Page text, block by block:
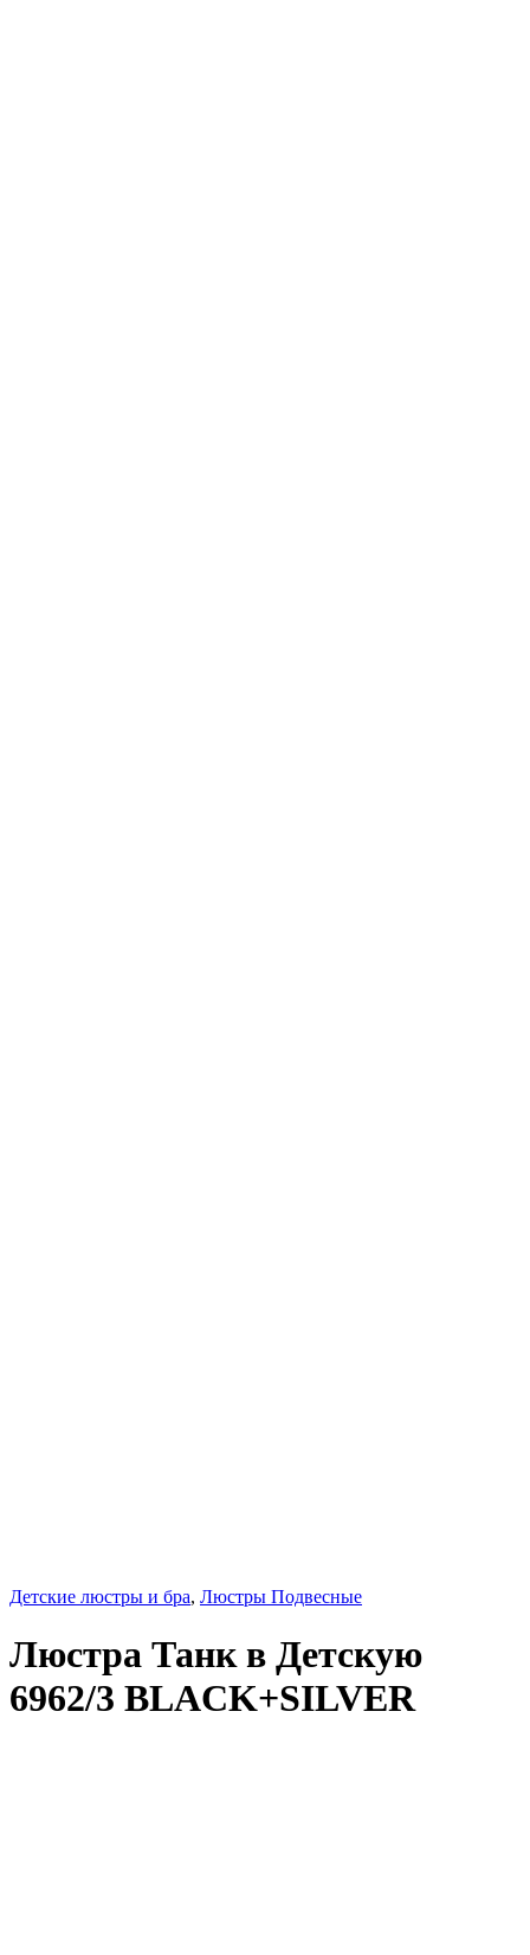
Детские люстры и бра, Люстры Подвесные
Люстра Танк в Детскую
6962/3 BLACK+SILVER